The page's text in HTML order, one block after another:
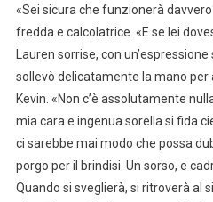
«Sei sicura che funzionerà
fredda e calcolatrice. «E se lei
Lauren sorrise, con
sollevò delicatamente la mano per
Kevin. «Non c’è assolutamente
mia cara e ingenua sorella si fida
ci sarebbe mai modo che possa
porgo per il brindisi. Un sorso, e
Quando si sveglierà, si ritroverà al